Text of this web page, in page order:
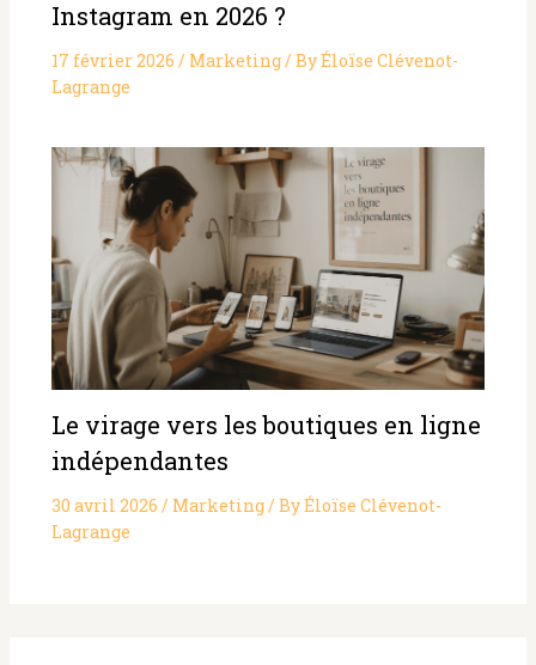
Instagram en 2026 ?
17 février 2026 / Marketing/ ByÉloïse Clévenot-
Lagrange
Le virage vers les boutiques en ligne
indépendantes
30 avril 2026 / Marketing/ ByÉloïse Clévenot-
Lagrange